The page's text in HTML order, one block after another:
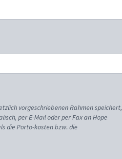
vorgeschriebenen Rahmen speichert,
per E-Mail oder per Fax an Hope
die Porto-kosten bzw. die